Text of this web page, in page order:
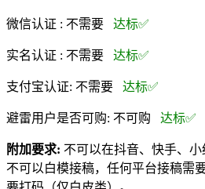
微信认证 : 不需要 达标✅
实名认证 : 不需要 达标✅
支付宝认证: 不需要 达标✅
避雷用户是否可购: 不可购 达标✅
附加要求: 不可以在抖音、快手、
不可以白模接稿，任何平台接稿需